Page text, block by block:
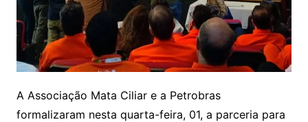
A Associação Mata Ciliar e a Petrobras
formalizaram nesta quarta-feira, 01, a parceria para